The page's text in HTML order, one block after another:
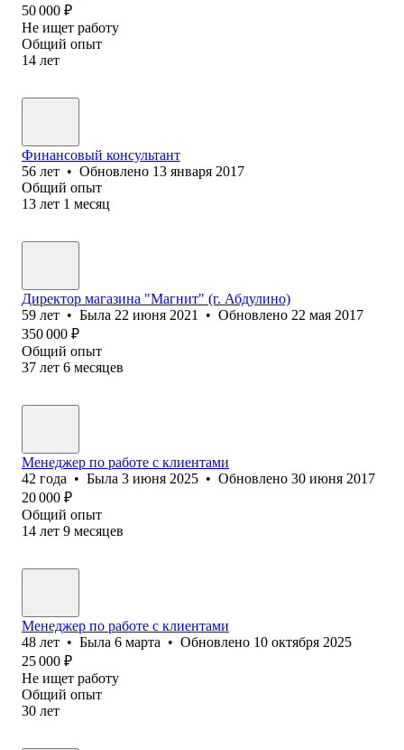
50 000 ₽
Не ищет работу
Общий опыт
14 лет
Финансовый консультант
56 лет • Обновлено 13 января 2017
Общий опыт
13 лет 1 месяц
Директор магазина "Магнит" (г. Абдулино)
59 лет • Была 22 июня 2021 • Обновлено 22 мая 2017
350 000 ₽
Общий опыт
37 лет 6 месяцев
Менеджер по работе с клиентами
42 года • Была 3 июня 2025 • Обновлено 30 июня 2017
20 000 ₽
Общий опыт
14 лет 9 месяцев
Менеджер по работе с клиентами
48 лет • Была 6 марта • Обновлено 10 октября 2025
25 000 ₽
Не ищет работу
Общий опыт
30 лет